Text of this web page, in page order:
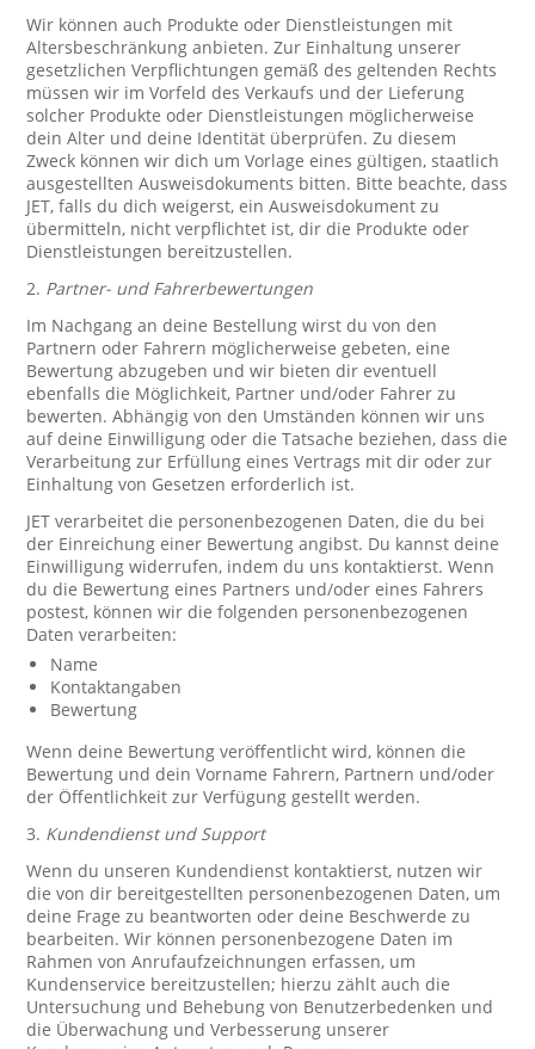
Wir können auch Produkte oder Dienstleistungen mit
Altersbeschränkung anbieten. Zur Einhaltung unserer
gesetzlichen Verpflichtungen gemäß des geltenden Rechts
müssen wir im Vorfeld des Verkaufs und der Lieferung
solcher Produkte oder Dienstleistungen möglicherweise
dein Alter und deine Identität überprüfen. Zu diesem
Zweck können wir dich um Vorlage eines gültigen, staatlich
ausgestellten Ausweisdokuments bitten. Bitte beachte, dass
JET, falls du dich weigerst, ein Ausweisdokument zu
übermitteln, nicht verpflichtet ist, dir die Produkte oder
Dienstleistungen bereitzustellen.
2. Partner- und Fahrerbewertungen
Im Nachgang an deine Bestellung wirst du von den
Partnern oder Fahrern möglicherweise gebeten, eine
Bewertung abzugeben und wir bieten dir eventuell
ebenfalls die Möglichkeit, Partner und/oder Fahrer zu
bewerten. Abhängig von den Umständen können wir uns
auf deine Einwilligung oder die Tatsache beziehen, dass die
Verarbeitung zur Erfüllung eines Vertrags mit dir oder zur
Einhaltung von Gesetzen erforderlich ist.
JET verarbeitet die personenbezogenen Daten, die du bei
der Einreichung einer Bewertung angibst. Du kannst deine
Einwilligung widerrufen, indem du uns kontaktierst. Wenn
du die Bewertung eines Partners und/oder eines Fahrers
postest, können wir die folgenden personenbezogenen
Daten verarbeiten:
Name
Kontaktangaben
Bewertung
Wenn deine Bewertung veröffentlicht wird, können die
Bewertung und dein Vorname Fahrern, Partnern und/oder
der Öffentlichkeit zur Verfügung gestellt werden.
3. Kundendienst und Support
Wenn du unseren Kundendienst kontaktierst, nutzen wir
die von dir bereitgestellten personenbezogenen Daten, um
deine Frage zu beantworten oder deine Beschwerde zu
bearbeiten. Wir können personenbezogene Daten im
Rahmen von Anrufaufzeichnungen erfassen, um
Kundenservice bereitzustellen; hierzu zählt auch die
Untersuchung und Behebung von Benutzerbedenken und
die Überwachung und Verbesserung unserer